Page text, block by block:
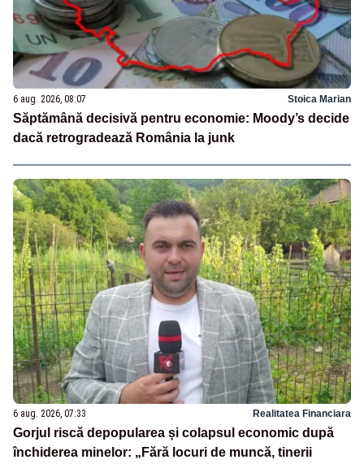
6 aug. 2026, 08:07 Stoica Marian
Săptămână decisivă pentru economie: Moody’s decide
dacă retrogradează România la junk
6 aug. 2026, 07:33 Realitatea Financiara
Gorjul riscă depopularea și colapsul economic după
închiderea minelor: „Fără locuri de muncă, tinerii